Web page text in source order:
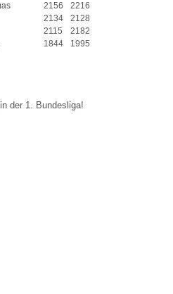
2156
2216
2134
2128
2115
2182
1844 1995
der 1. Bundesliga!